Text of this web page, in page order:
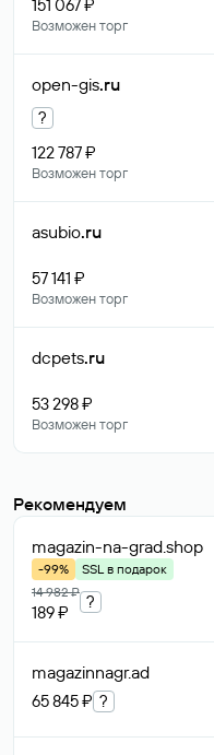
151 067 ₽
Возможен торг
open-gis.ru
?
122 787 ₽
Возможен торг
asubio.ru
57 141 ₽
Возможен торг
dcpets.ru
53 298 ₽
Возможен торг
Рекомендуем
magazin-na-grad.shop
-99%
SSL в подарок
14 982 ₽
189 ₽
?
magazinnagr.ad
65 845 ₽ ?